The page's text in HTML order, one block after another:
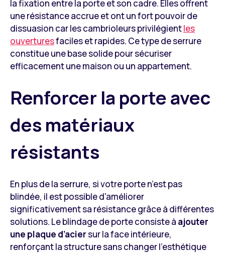
la fixation entre la porte et son cadre. Elles offrent
une résistance accrue et ont un fort pouvoir de
dissuasion car les cambrioleurs privilégientles
ouverturesfaciles et rapides. Ce type de serrure
constitue une base solide pour sécuriser
efficacement une maison ou un appartement.
Renforcer la porte avec
des matériaux
résistants
En plus de la serrure, si votre porte n’est pas
blindée, il est possible d'améliorer
significativement sa résistance grâce à différentes
solutions. Le blindage de porte consiste à ajouter
une plaque d’aciersur la face intérieure,
renforçant la structure sans changer l’esthétique